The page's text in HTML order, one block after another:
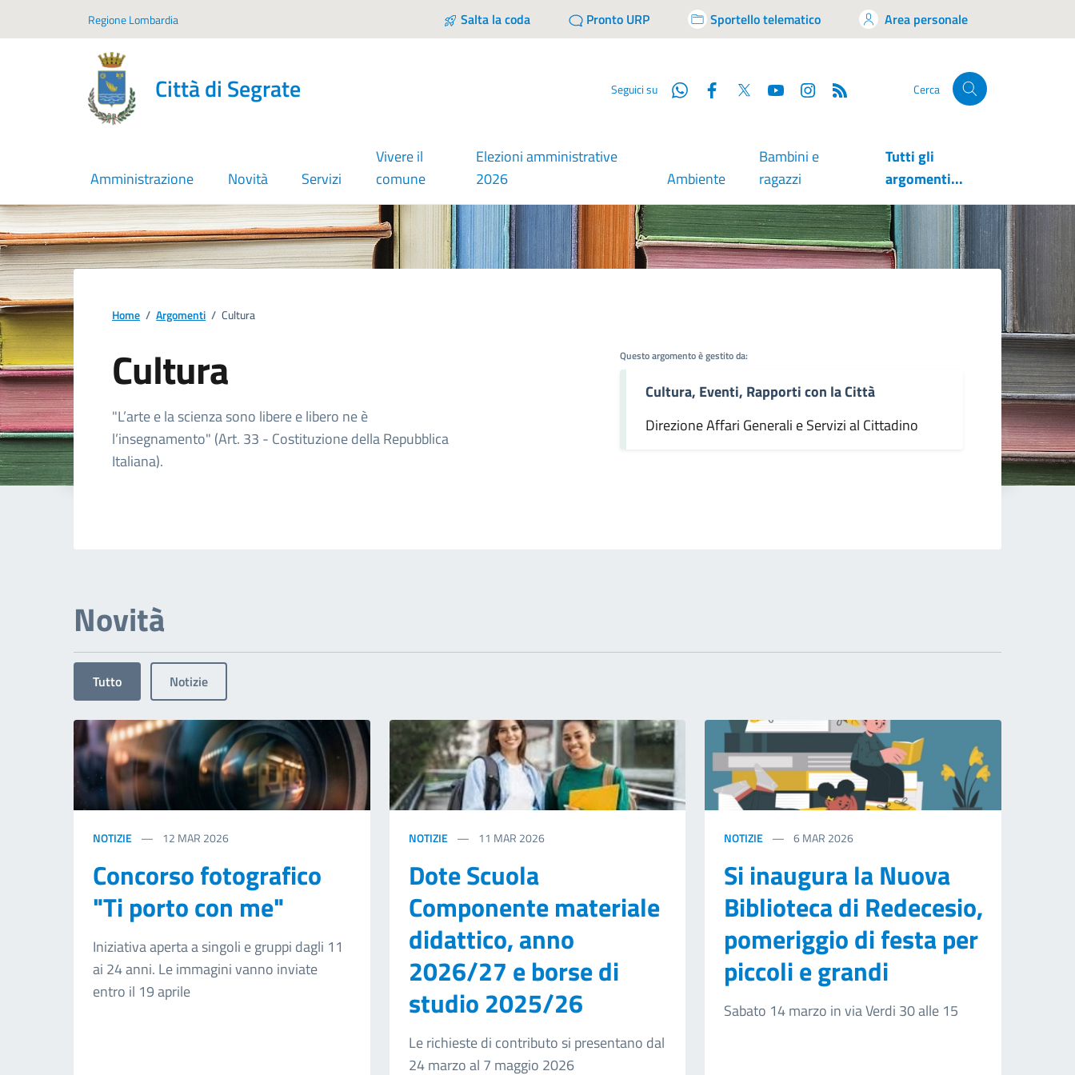
Regione Lombardia Salta la coda Pronto URP Sportello telematico Area personale
Città di Segrate Seguici su WhatsappFacebook
Twitter YouTube Cerca
Amministrazione Novità Servizi
Vivere il
comune
Elezioni amministrative
2026
Ambiente
Bambini e
ragazzi
Tutti gli
argomenti...
Home / Argomenti / Cultura
Cultura
Dettagli dell'argomento
"L’arte e la scienza sono libere e libero ne è
l’insegnamento" (Art. 33 - Costituzione della Repubblica
Italiana).
Questo argomento è gestito da:
Cultura, Eventi, Rapporti con la Città
Direzione Affari Generali e Servizi al Cittadino
Novità
Tutto Notizie
NOTIZIE 12 MAR 2026
Concorso fotografico
"Ti porto con me"
Iniziativa aperta a singoli e gruppi dagli 11
ai 24 anni. Le immagini vanno inviate
entro il 19 aprile
NOTIZIE 11 MAR 2026
Dote Scuola
Componente materiale
didattico, anno
2026/27 e borse di
studio 2025/26
Le richieste di contributo si presentano dal
24 marzo al 7 maggio 2026
NOTIZIE 6MAR 2026
Si inaugura la Nuova
Biblioteca di Redecesio,
pomeriggio di festa per
piccoli e grandi
Sabato 14 marzo in via Verdi 30 alle 15